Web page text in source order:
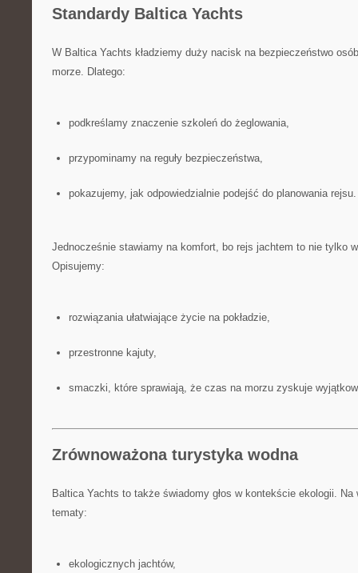
Standardy Baltica Yachts
W Baltica Yachts kładziemy duży nacisk na bezpieczeństwo
morze. Dlatego:
podkreślamy znaczenie szkoleń do żeglowania,
przypominamy na reguły bezpieczeństwa,
pokazujemy, jak odpowiedzialnie podejść do planowania rejsu.
Jednocześnie stawiamy na komfort, bo rejs jachtem to nie tylko
Opisujemy:
rozwiązania ułatwiające życie na pokładzie,
przestronne kajuty,
smaczki, które sprawiają, że czas na morzu zyskuje
Zrównoważona turystyka wodna
Baltica Yachts to także świadomy głos w kontekście ekologii.
tematy:
ekologicznych jachtów,